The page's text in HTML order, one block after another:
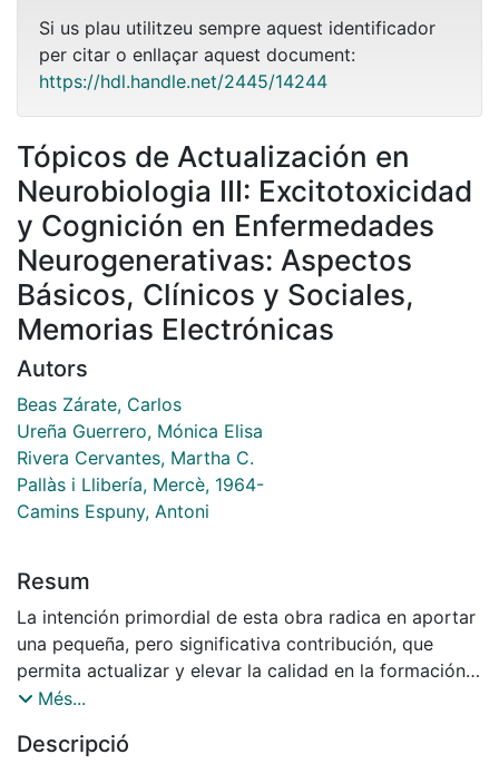
Si us plau utilitzeu sempre aquest identificador
per citar o enllaçar aquest document:
https://hdl.handle.net/2445/14244
Tópicos de Actualización en
Neurobiologia III: Excitotoxicidad
y Cognición en Enfermedades
Neurogenerativas: Aspectos
Básicos, Clínicos y Sociales,
Memorias Electrónicas
Autors
Beas Zárate, Carlos
Ureña Guerrero, Mónica Elisa
Rivera Cervantes, Martha C.
Pallàs i Llibería, Mercè, 1964-
Camins Espuny, Antoni
Resum
La intención primordial de esta obra radica en aportar
una pequeña, pero significativa contribución, que
permita actualizar y elevar la calidad en la formación
académica de estudiantes de licenciatura, posgrado y
biología de los procesos neurodegenerativos,
Més...
Descripció